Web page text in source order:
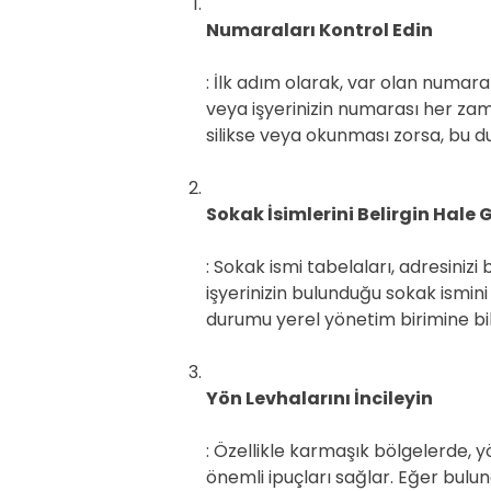
Numaraları Kontrol Edin
: İlk adım olarak, var olan
veya işyerinizin numarası her
silikse veya okunması zorsa, bu
Sokak İsimlerini Belirgin Hale
: Sokak ismi tabelaları,
işyerinizin bulunduğu sokak
durumu yerel yönetim birimine
Yön Levhalarını İncileyin
: Özellikle karmaşık bölgelerde,
önemli ipuçları sağlar. Eğer